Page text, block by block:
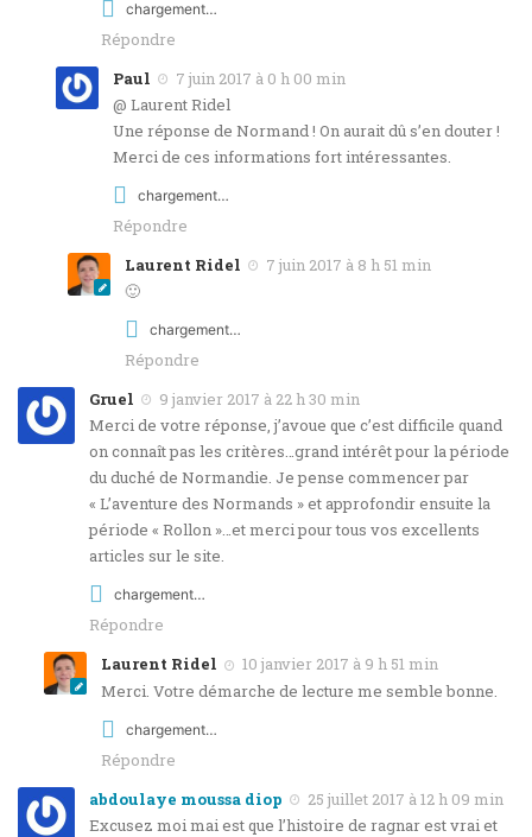
chargement…
Répondre
Paul
7 juin 2017 à 0 h 00 min
@ Laurent Ridel
Une réponse de Normand ! On aurait dû s’en douter !
Merci de ces informations fort intéressantes.
chargement…
Répondre
Laurent Ridel
7 juin 2017 à 8 h 51 min
🙂
chargement…
Répondre
Gruel
9 janvier 2017 à 22 h 30 min
Merci de votre réponse, j’avoue que c’est difficile quand
on connaît pas les critères…grand intérêt pour la période
du duché de Normandie. Je pense commencer par
« L’aventure des Normands » et approfondir ensuite la
période « Rollon »…et merci pour tous vos excellents
articles sur le site.
chargement…
Répondre
Laurent Ridel
10 janvier 2017 à 9 h 51 min
Merci. Votre démarche de lecture me semble bonne.
chargement…
Répondre
abdoulaye moussa diop
25 juillet 2017 à 12 h 09 min
Excusez moi mai est que l’histoire de ragnar est vrai et